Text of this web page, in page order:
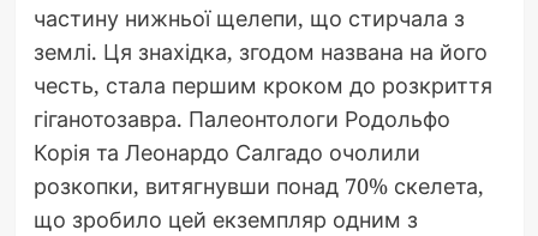
частину нижньої щелепи, що стирчала з
землі. Ця знахідка, згодом названа на його
честь, стала першим кроком до розкриття
гіганотозавра. Палеонтологи Родольфо
Корія та Леонардо Салгадо очолили
розкопки, витягнувши понад 70% скелета,
що зробило цей екземпляр одним з